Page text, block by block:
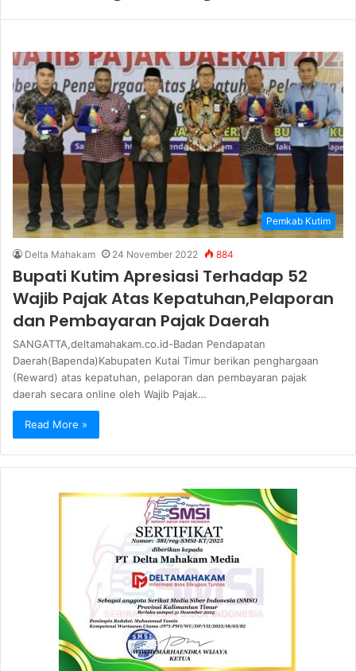
Pemkab Kutim
Delta Mahakam 24 November 2022 884
Bupati Kutim Apresiasi Terhadap 52
Wajib Pajak Atas Kepatuhan,Pelaporan
dan Pembayaran Pajak Daerah
SANGATTA,deltamahakam.co.id-Badan Pendapatan
Daerah(Bapenda)Kabupaten Kutai Timur berikan penghargaan
(Reward) atas kepatuhan, pelaporan dan pembayaran pajak
daerah secara online oleh Wajib Pajak…
Read More »